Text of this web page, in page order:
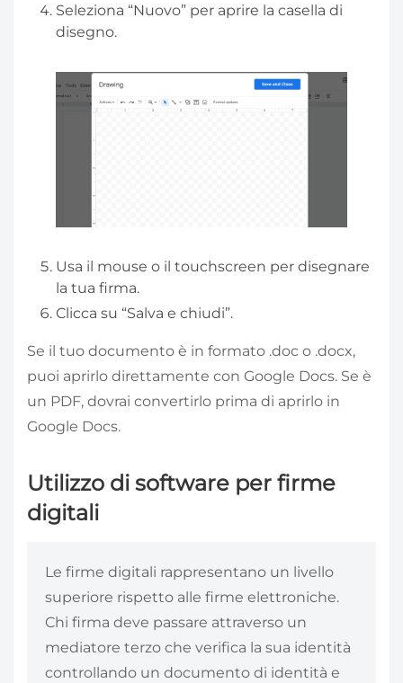
Seleziona “Nuovo” per aprire la casella di
disegno.
Usa il mouse o il touchscreen per disegnare
la tua firma.
Clicca su “Salva e chiudi”.
Se il tuo documento è in formato .doc o .docx,
puoi aprirlo direttamente con Google Docs. Se è
un PDF, dovrai convertirlo prima di aprirlo in
Google Docs.
Utilizzo di software per firme
digitali
Le firme digitali rappresentano un livello
superiore rispetto alle firme elettroniche.
Chi firma deve passare attraverso un
mediatore terzo che verifica la sua identità
controllando un documento di identità e